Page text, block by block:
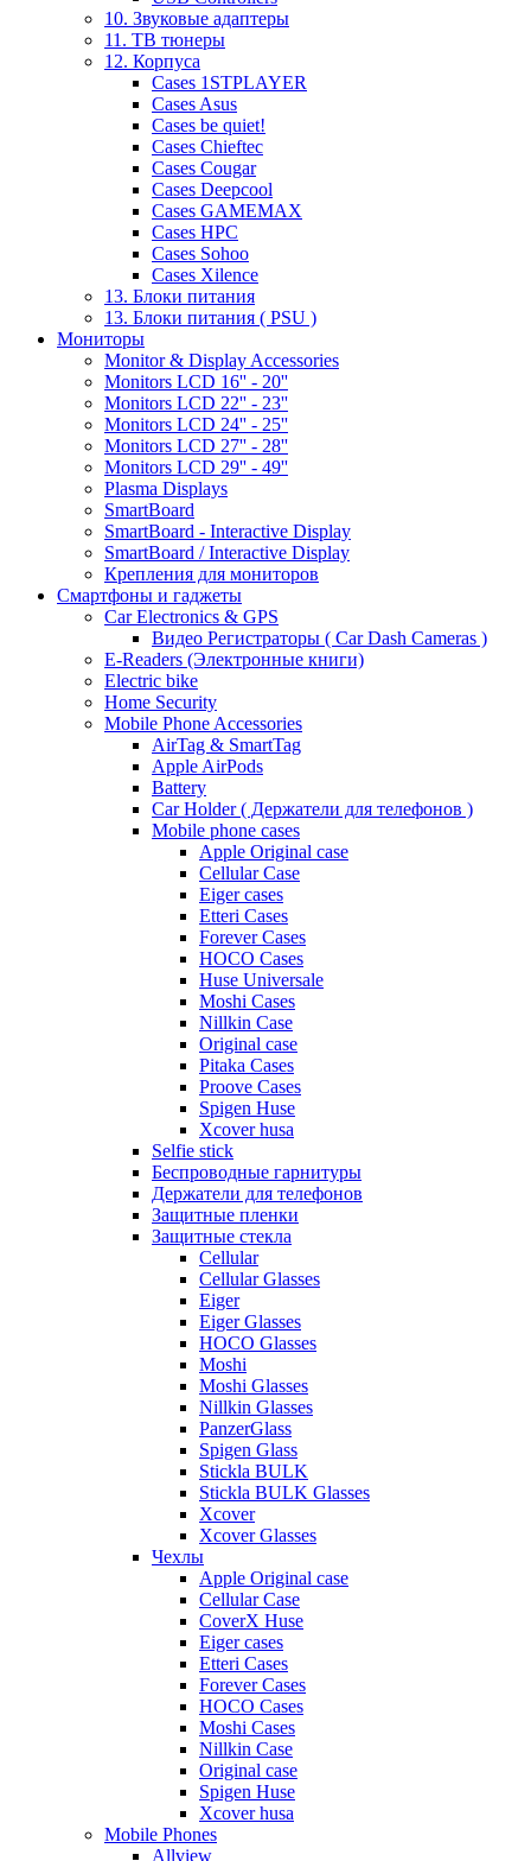
10. Звуковые адаптеры
11. ТВ тюнеры
12. Корпуса
Cases 1STPLAYER
Cases Asus
Cases be quiet!
Cases Chieftec
Cases Cougar
Cases Deepcool
Cases GAMEMAX
Cases HPC
Cases Sohoo
Cases Xilence
13. Блоки питания
13. Блоки питания ( PSU )
Мониторы
Monitor & Display Accessories
Monitors LCD 16'' - 20''
Monitors LCD 22'' - 23''
Monitors LCD 24'' - 25''
Monitors LCD 27'' - 28''
Monitors LCD 29'' - 49''
Plasma Displays
SmartBoard
SmartBoard - Interactive Display
SmartBoard / Interactive Display
Крепления для мониторов
Смартфоны и гаджеты
Car Electronics & GPS
Видео Регистраторы ( Car Dash Cameras )
E-Readers (Электронные книги)
Electric bike
Home Security
Mobile Phone Accessories
AirTag & SmartTag
Apple AirPods
Battery
Car Holder ( Держатели для телефонов )
Mobile phone cases
Apple Original case
Cellular Case
Eiger cases
Etteri Cases
Forever Cases
HOCO Cases
Huse Universale
Moshi Cases
Nillkin Case
Original case
Pitaka Cases
Proove Cases
Spigen Huse
Xcover husa
Selfie stick
Беспроводные гарнитуры
Держатели для телефонов
Защитные пленки
Защитные стекла
Cellular
Cellular Glasses
Eiger
Eiger Glasses
HOCO Glasses
Moshi
Moshi Glasses
Nillkin Glasses
PanzerGlass
Spigen Glass
Stickla BULK
Stickla BULK Glasses
Xcover
Xcover Glasses
Чехлы
Apple Original case
Cellular Case
CoverX Huse
Eiger cases
Etteri Cases
Forever Cases
HOCO Cases
Moshi Cases
Nillkin Case
Original case
Spigen Huse
Xcover husa
Mobile Phones
Allview